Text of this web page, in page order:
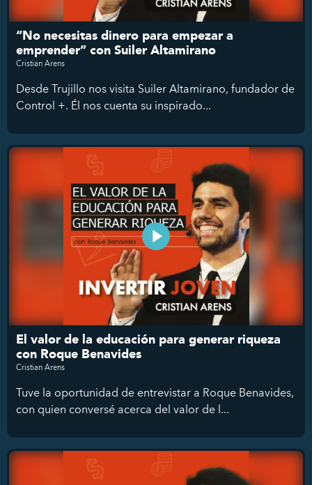
“No necesitas dinero para empezar a
emprender” con Suiler Altamirano
Cristian Arens
Desde Trujillo nos visita Suiler Altamirano, fundador de
Control +. Él nos cuenta su inspirado...
El valor de la educación para generar riqueza
con Roque Benavides
Cristian Arens
Tuve la oportunidad de entrevistar a Roque Benavides,
con quien conversé acerca del valor de l...